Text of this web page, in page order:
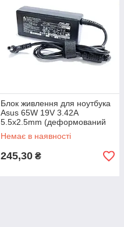
Блок живлення для ноутбука
Asus 65W 19V 3.42A
5.5x2.5mm (деформований
корпус)
Немає в наявності
245,30 ₴